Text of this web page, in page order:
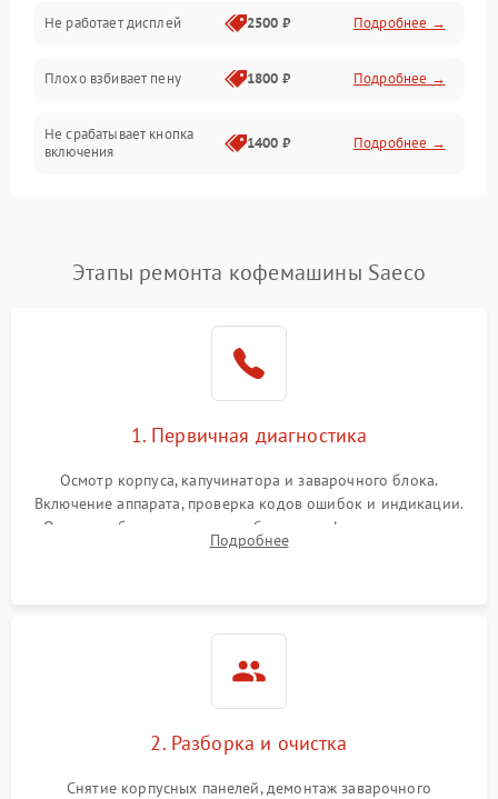
Не работает дисплей 2500 ₽ Подробнее →
Плохо взбивает пену 1800 ₽ Подробнее →
Не срабатывает кнопка
включения
1400 ₽ Подробнее →
Постоянные сбои в работе 1500 ₽ Подробнее →
Этапы ремонта кофемашины Saeco
1. Первичная диагностика
Осмотр корпуса, капучинатора и заварочного блока.
Включение аппарата, проверка кодов ошибок и индикации.
Оценка работы помпы, термоблока и кофемолки на слух.
Измерение температуры и давления воды для выявления
Подробнее
2. Разборка и очистка
Снятие корпусных панелей, демонтаж заварочного